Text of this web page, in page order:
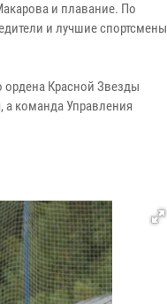
и плавание. По
и лучшие спортсмены
ордена Красной Звезды
а команда Управления